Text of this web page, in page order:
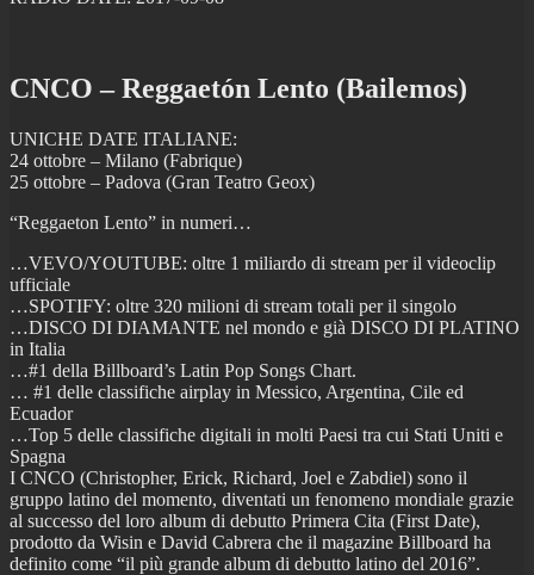
CNCO – Reggaetón Lento (Bailemos)
UNICHE DATE ITALIANE:
24 ottobre – Milano (Fabrique)
25 ottobre – Padova (Gran Teatro Geox)
“Reggaeton Lento” in numeri…
…VEVO/YOUTUBE: oltre 1 miliardo di stream per il videoclip
ufficiale
…SPOTIFY: oltre 320 milioni di stream totali per il singolo
…DISCO DI DIAMANTE nel mondo e già DISCO DI PLATINO
in Italia
…#1 della Billboard’s Latin Pop Songs Chart.
… #1 delle classifiche airplay in Messico, Argentina, Cile ed
Ecuador
…Top 5 delle classifiche digitali in molti Paesi tra cui Stati Uniti e
Spagna
I CNCO (Christopher, Erick, Richard, Joel e Zabdiel) sono il
gruppo latino del momento, diventati un fenomeno mondiale grazie
al successo del loro album di debutto Primera Cita (First Date),
prodotto da Wisin e David Cabrera che il magazine Billboard ha
definito come “il più grande album di debutto latino del 2016”.